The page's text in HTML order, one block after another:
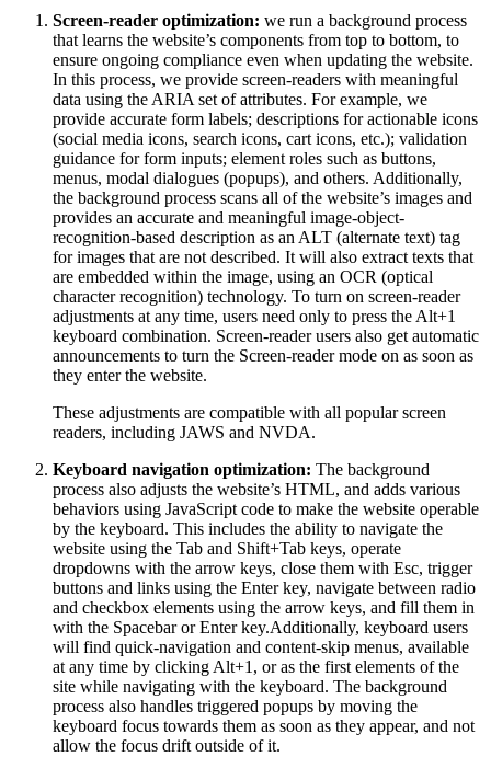
Screen-reader optimization: we run a background process
that learns the website’s components from top to bottom, to
ensure ongoing compliance even when updating the website.
In this process, we provide screen-readers with meaningful
data using the ARIA set of attributes. For example, we
provide accurate form labels; descriptions for actionable icons
(social media icons, search icons, cart icons, etc.); validation
guidance for form inputs; element roles such as buttons,
menus, modal dialogues (popups), and others. Additionally,
the background process scans all of the website’s images and
provides an accurate and meaningful image-object-
recognition-based description as an ALT (alternate text) tag
for images that are not described. It will also extract texts that
are embedded within the image, using an OCR (optical
character recognition) technology. To turn on screen-reader
adjustments at any time, users need only to press the Alt+1
keyboard combination. Screen-reader users also get automatic
announcements to turn the Screen-reader mode on as soon as
they enter the website.
These adjustments are compatible with all popular screen
readers, including JAWS and NVDA.
Keyboard navigation optimization: The background
process also adjusts the website’s HTML, and adds various
behaviors using JavaScript code to make the website operable
by the keyboard. This includes the ability to navigate the
website using the Tab and Shift+Tab keys, operate
dropdowns with the arrow keys, close them with Esc, trigger
buttons and links using the Enter key, navigate between radio
and checkbox elements using the arrow keys, and fill them in
with the Spacebar or Enter key.Additionally, keyboard users
will find quick-navigation and content-skip menus, available
at any time by clicking Alt+1, or as the first elements of the
site while navigating with the keyboard. The background
process also handles triggered popups by moving the
keyboard focus towards them as soon as they appear, and not
allow the focus drift outside of it.